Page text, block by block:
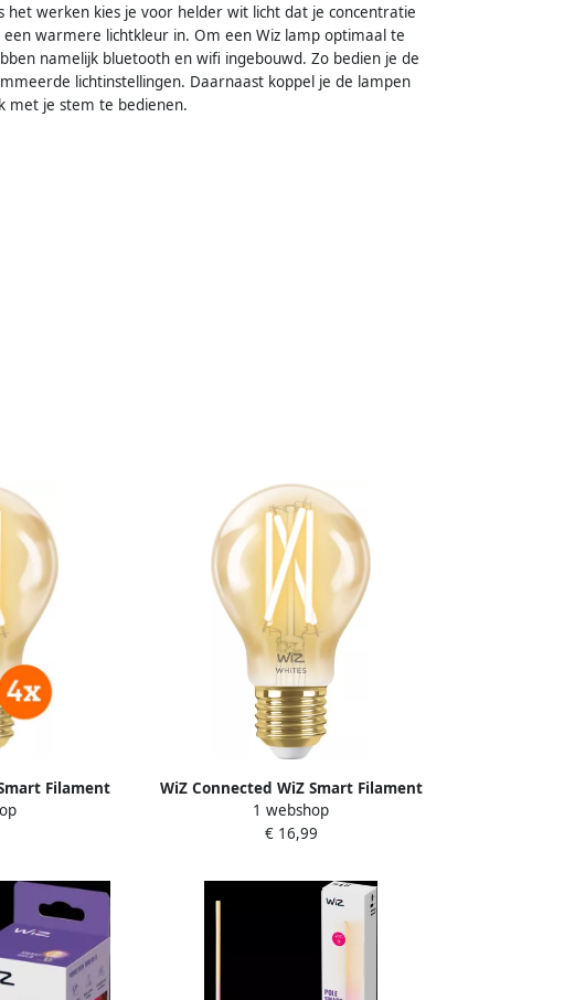
werken kies je voor helder wit licht dat je concentratie
warmere lichtkleur in. Om een Wiz lamp optimaal te
namelijk bluetooth en wifi ingebouwd. Zo bedien je de
lichtinstellingen. Daarnaast koppel je de lampen
met je stem te bedienen.
Filament
pack Warm tot
E27
WiZ Connected WiZ Smart Filament
lamp Standaard Goud Warm tot
Koelwit Licht E27
1 webshop
€ 16,99